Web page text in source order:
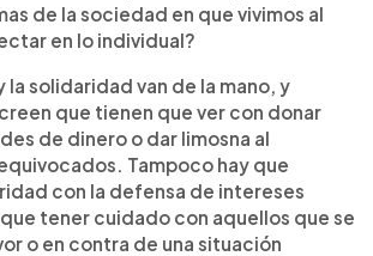
de la sociedad en que vivimos al
en lo individual?
la solidaridad van de la mano, y
que tienen que ver con donar
de dinero o dar limosna al
Tampoco hay que
con la defensa de intereses
tener cuidado con aquellos que se
o en contra de una situación